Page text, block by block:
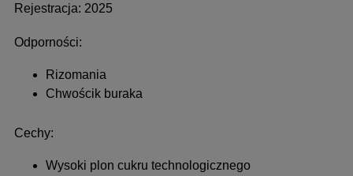
Rejestracja: 2025
Odporności:
Rizomania
Chwościk buraka
Cechy:
Wysoki plon cukru technologicznego